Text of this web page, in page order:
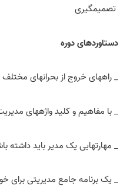
تصمیم­گیری
دستاوردهای دوره
­_ راه­های خروج از بحرانهای مختلف
_ با مفاهیم و کلید واژه­های
_ مهارت­هایی یک مدیر باید داشته
_ یک برنامه جامع مدیریتی برای